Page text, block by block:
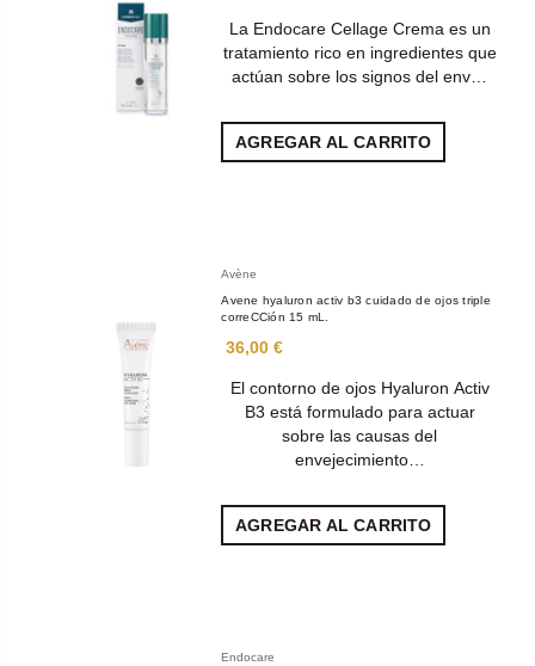
La Endocare Cellage Crema es un
tratamiento rico en ingredientes que
actúan sobre los signos del env…
AGREGAR AL CARRITO
Avène
Avene hyaluron activ b3 cuidado de ojos triple
correCCión 15 mL.
36,00 €
El contorno de ojos Hyaluron Activ
B3 está formulado para actuar
sobre las causas del
envejecimiento…
AGREGAR AL CARRITO
Endocare